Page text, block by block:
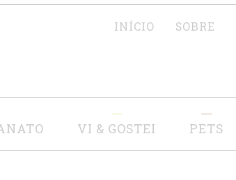
INÍCIO
SOBRE
VI & GOSTEI PETS